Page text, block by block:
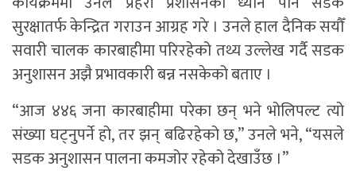
सुरक्षातर्फ केन्द्रित गराउन आग्रह गरे । उनले हाल दैनिक सयौँ
सवारी चालक कारबाहीमा परिरहेको तथ्य उल्लेख गर्दै सडक
अनुशासन अझै प्रभावकारी बन्न नसकेको बताए ।
“आज ४४६ जना कारबाहीमा परेका छन् भने भोलिपल्ट त्यो
संख्या घट्नुपर्ने हो, तर झन् बढिरहेको छ,” उनले भने, “यसले
सडक अनुशासन पालना कमजोर रहेको देखाउँछ ।”